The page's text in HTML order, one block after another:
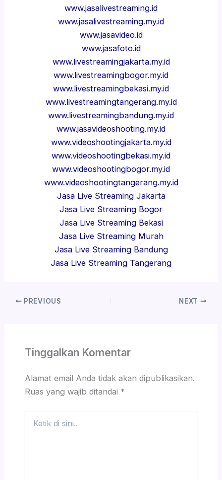
www.jasalivestreaming.id
www.jasalivestreaming.my.id
www.jasavideo.id
www.jasafoto.id
www.livestreamingjakarta.my.id
www.livestreamingbogor.my.id
www.livestreamingbekasi.my.id
www.livestreamingtangerang.my.id
www.livestreamingbandung.my.id
www.jasavideoshooting.my.id
www.videoshootingjakarta.my.id
www.videoshootingbekasi.my.id
www.videoshootingbogor.my.id
www.videoshootingtangerang.my.id
Jasa Live Streaming Jakarta
Jasa Live Streaming Bogor
Jasa Live Streaming Bekasi
Jasa Live Streaming Murah
Jasa Live Streaming Bandung
Jasa Live Streaming Tangerang
PREVIOUS NEXT
Tinggalkan Komentar
Alamat email Anda tidak akan dipublikasikan.
Ruas yang wajib ditandai *